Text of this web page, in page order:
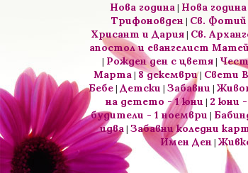
Нова година| Нова
Трифоновден Св.
Хрисант и Дария| Св.
апостол и евангелист Матей
Рожден ден с цветя|
Марта 8 декември| Свети
Бебе| Детски Забавни
на детето - 1 юни
2 юни
будители - 1 ноември
идва |Забавни коледни
Имен Ден |